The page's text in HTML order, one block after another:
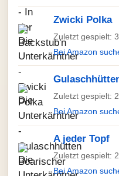
Zwicki Polka
Zuletzt gespielt:
Bei Amazon
Zuletzt gespielt:
Bei Amazon
A jeder Topf
Zuletzt gespielt:
Bei Amazon